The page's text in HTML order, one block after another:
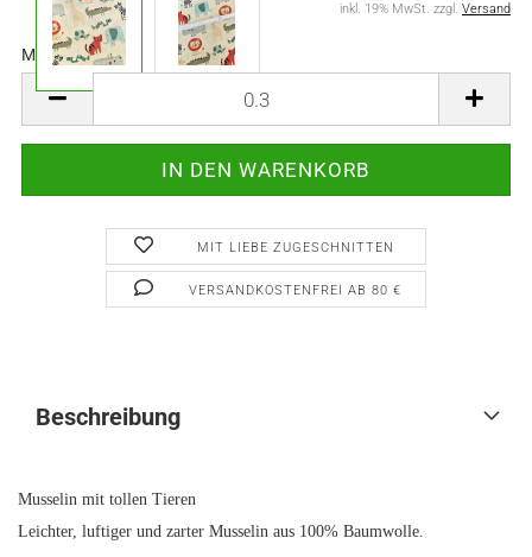
inkl. 19% MwSt. zzgl. Versand
Meter:
MIT LIEBE ZUGESCHNITTEN
VERSANDKOSTENFREI AB 80 €
Beschreibung
Musselin mit tollen Tieren
Leichter, luftiger und zarter Musselin aus 100% Baumwolle.